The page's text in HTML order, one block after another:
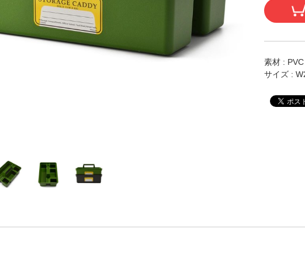
素材 : PVC
サイズ :